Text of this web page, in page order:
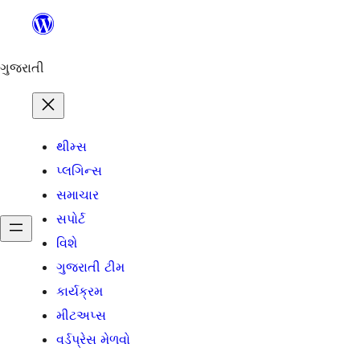
કંટેન્ટ(લખાણ)
ગુજરાતી
થીમ્સ
પ્લગિન્સ
સમાચાર
સપોર્ટ
વિશે
ગુજરાતી ટીમ
કાર્યક્રમ
મીટઅપ્સ
વર્ડપ્રેસ મેળવો